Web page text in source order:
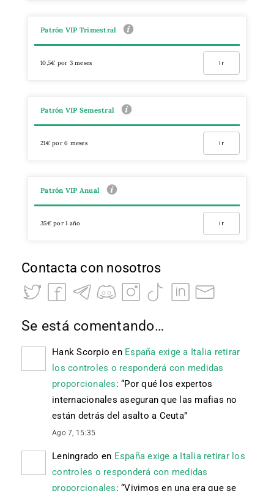
Patrón VIP Trimestral
10,5€ por 3 meses Ir
Patrón VIP Semestral
21€ por 6 meses Ir
Patrón VIP Anual
35€ por 1 año Ir
Contacta con nosotros
Se está comentando…
Hank Scorpio en España exige a Italia retirar
los controles o responderá con medidas
proporcionales: “Por qué los expertos
internacionales aseguran que las mafias no
están detrás del asalto a Ceuta”
Ago 7, 15:35
Leningrado en España exige a Italia retirar los
controles o responderá con medidas
proporcionales: “Vivimos en una era que se